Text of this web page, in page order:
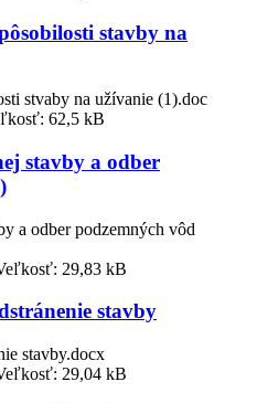
stavby na
stvaby na užívanie (1).doc
62,5 kB
stavby a odber
a odber podzemných vôd
29,83 kB
stavby
stavby.docx
29,04 kB